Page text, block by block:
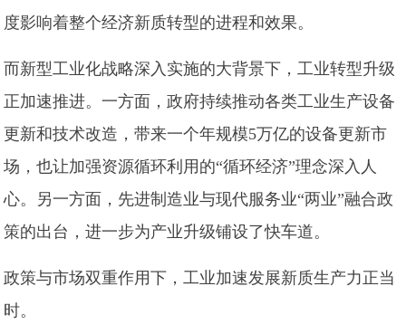
度影响着整个经济新质转型的进程和效果。
而新型工业化战略深入实施的大背景下，工业转型升级
正加速推进。一方面，政府持续推动各类工业生产设备
更新和技术改造，带来一个年规模5万亿的设备更新市
场，也让加强资源循环利用的“循环经济”理念深入人
心。另一方面，先进制造业与现代服务业“两业”融合政
策的出台，进一步为产业升级铺设了快车道。
政策与市场双重作用下，工业加速发展新质生产力正当
时。